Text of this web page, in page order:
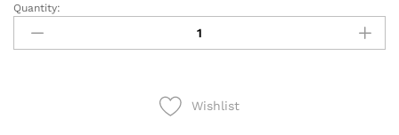
UPS
CDP
R-
Quantity:
Wishlist